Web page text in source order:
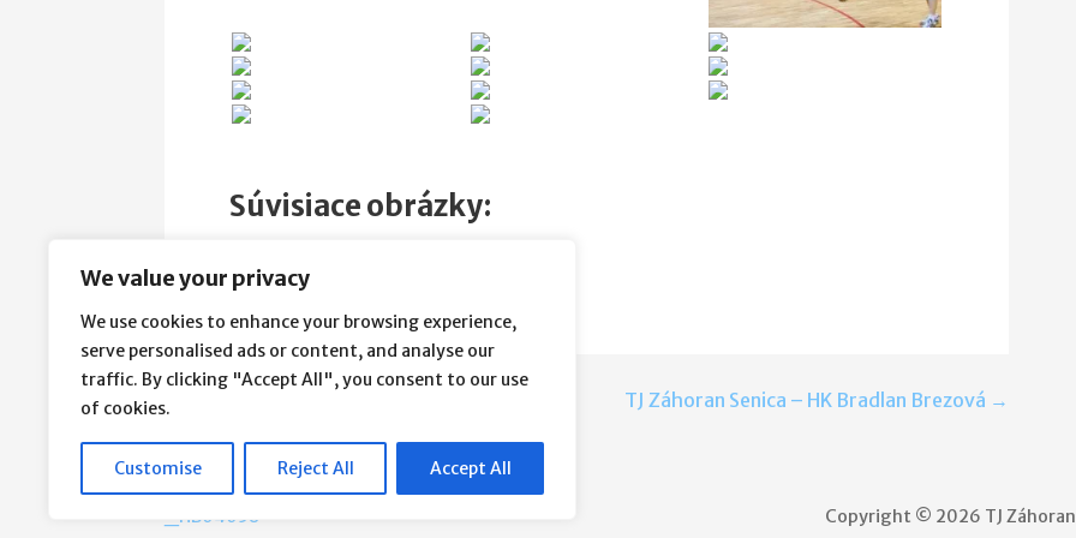
We value your privacy
We use cookies to enhance your browsing experience,
serve personalised ads or content, and analyse our
traffic. By clicking "Accept All", you consent to our use
of cookies.
Customise Reject All Accept All
Súvisiace obrázky:
Zverejnené v:
Navigácia
v
článku
TJ Záhoran Senica – HK Bradlan Brezová →
_HB04058 Copyright © 2026 TJ Záhoran